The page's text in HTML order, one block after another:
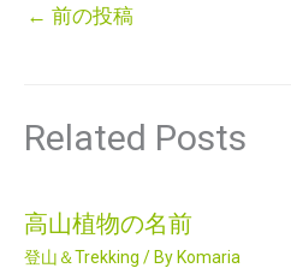
← 前の投稿
Related Posts
高山植物の名前
登山＆Trekking / By Komaria